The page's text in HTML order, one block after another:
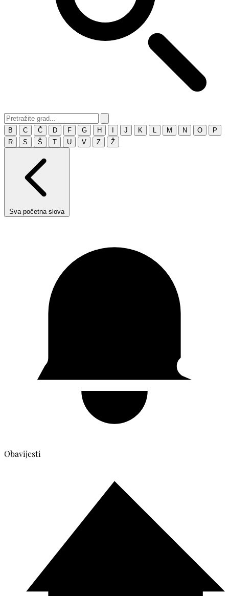
B C Č D F G H J K M N O
P
R
S Š T U V Z Ž
Sva početna slova
Obavijesti